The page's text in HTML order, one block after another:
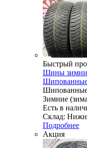
Быстрый
Шины
Шипованные
Зимние
Есть в
Склад:
Подробнее
Акция